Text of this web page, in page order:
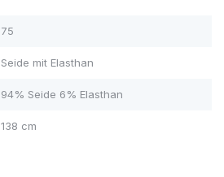
75
Seide mit Elasthan
94% Seide 6% Elasthan
138 cm